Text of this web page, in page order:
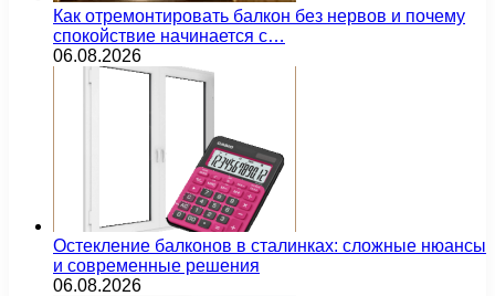
Как отремонтировать балкон без нервов и почему
спокойствие начинается с…
06.08.2026
Остекление балконов в сталинках: сложные нюансы
и современные решения
06.08.2026